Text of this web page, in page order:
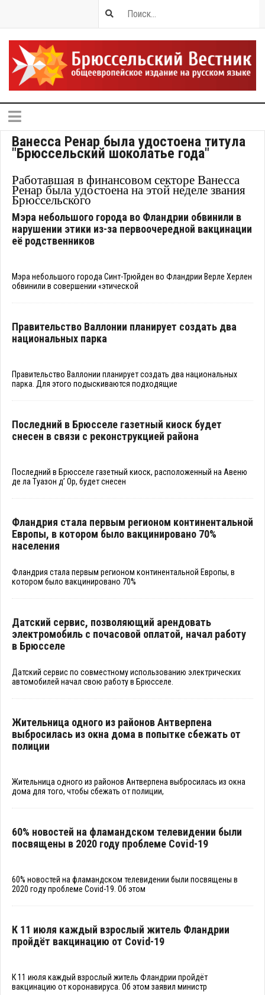
Ванесса Ренар была удостоена титула
"Брюссельский шоколатье года"
Работавшая в финансовом секторе Ванесса
Ренар была удостоена на этой неделе звания
Брюссельского
Мэра небольшого города во Фландрии обвинили в
нарушении этики из-за первоочередной вакцинации
её родственников
Мэра небольшого города Синт-Трюйден во Фландрии Верле Херлен
обвинили в совершении «этической
Правительство Валлонии планирует создать два
национальных парка
Правительство Валлонии планирует создать два национальных
парка. Для этого подыскиваются подходящие
Последний в Брюсселе газетный киоск будет
снесен в связи с реконструкцией района
Последний в Брюсселе газетный киоск, расположенный на Авеню
де ла Туазон д’ Ор, будет снесен
Фландрия стала первым регионом континентальной
Европы, в котором было вакцинировано 70%
населения
Фландрия стала первым регионом континентальной Европы, в
котором было вакцинировано 70%
Датский сервис, позволяющий арендовать
электромобиль с почасовой оплатой, начал работу
в Брюсселе
Датский сервис по совместному использованию электрических
автомобилей начал свою работу в Брюсселе.
Жительница одного из районов Антверпена
выбросилась из окна дома в попытке сбежать от
полиции
Жительница одного из районов Антверпена выбросилась из окна
дома для того, чтобы сбежать от полиции,
60% новостей на фламандском телевидении были
посвящены в 2020 году проблеме Covid-19
60% новостей на фламандском телевидении были посвящены в
2020 году проблеме Covid-19. Об этом
К 11 июля каждый взрослый житель Фландрии
пройдёт вакцинацию от Covid-19
К 11 июля каждый взрослый житель Фландрии пройдёт
вакцинацию от коронавируса. Об этом заявил министр